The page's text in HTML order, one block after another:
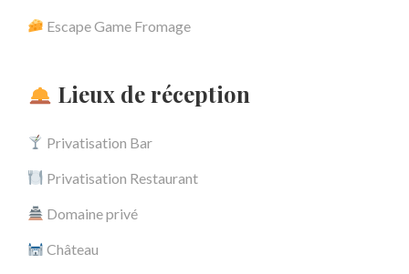
Escape Game Fromage
Lieux de réception
Privatisation Bar
Privatisation Restaurant
Domaine privé
Château